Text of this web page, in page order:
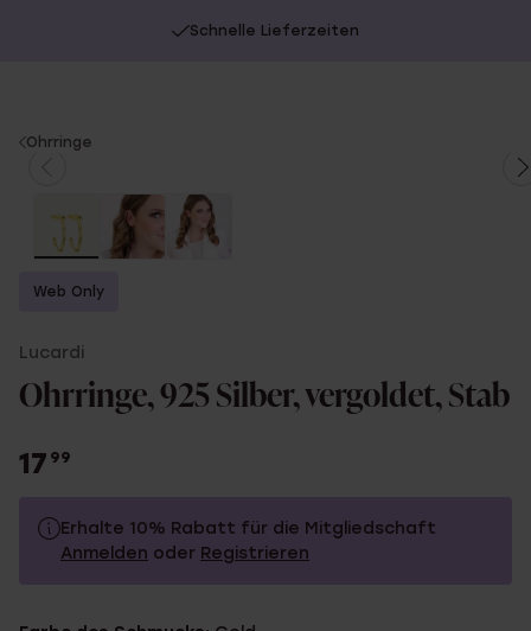
Schnelle Lieferzeiten
You
Ohrringe
Web Only
Lucardi
Ohrringe, 925 Silber, vergoldet, Stab
17 99
Erhalte 10% Rabatt für die Mitgliedschaft
Anmelden oder Registrieren
Ohne Mitgliederrabatt